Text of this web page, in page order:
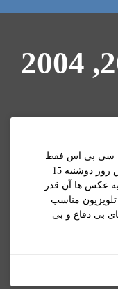
سی بی اس فقط
يک عکس از فيلمی را نشان داد که خبرش روز دوشنبه 15
عکس ها آن قدر
مناسب
بی دفاع و بی